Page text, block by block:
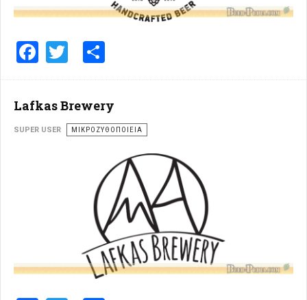
Facebook
Twitter
Lafkas Brewery
SUPER USER ΜΙΚΡΟΖΥΘΟΠΟΙΕΊΑ